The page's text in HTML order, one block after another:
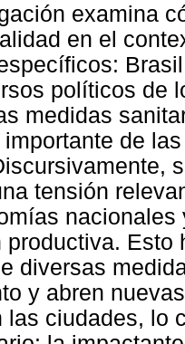
examina
en el
políticos de
medidas
de
tensión
productiva.
diversas
y abren
las ciudades, lo